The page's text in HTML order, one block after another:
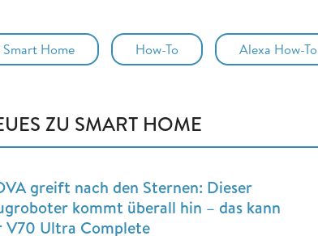
Smart Home How-To Alexa How-To
ZU SMART HOME
greift nach den Sternen: Dieser
kommt überall hin – das kann
V70 Ultra Complete